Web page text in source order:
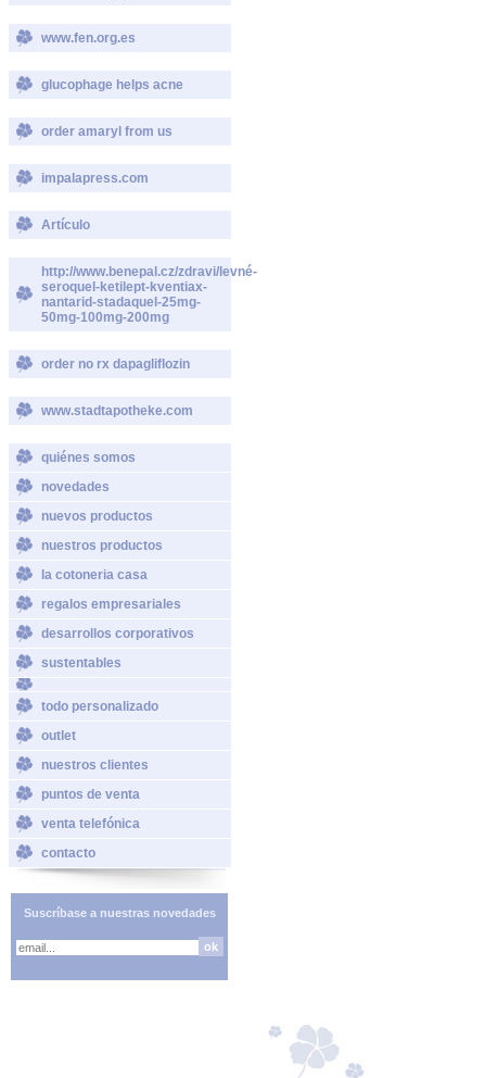
www.fen.org.es
glucophage helps acne
order amaryl from us
impalapress.com
Artículo
http://www.benepal.cz/zdravi/levné-
seroquel-ketilept-kventiax-
nantarid-stadaquel-25mg-
50mg-100mg-200mg
order no rx dapagliflozin
www.stadtapotheke.com
quiénes somos
novedades
nuevos productos
nuestros productos
la cotoneria casa
regalos empresariales
desarrollos corporativos
sustentables
todo personalizado
outlet
nuestros clientes
puntos de venta
venta telefónica
contacto
Suscríbase a nuestras novedades